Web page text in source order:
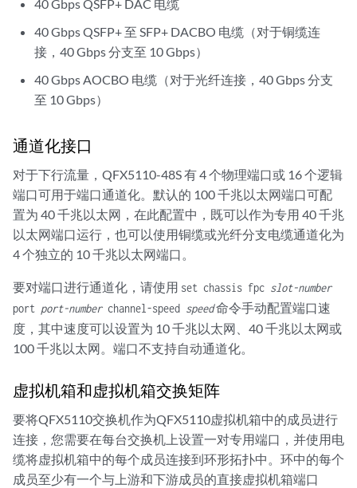
40 Gbps QSFP+ DAC 电缆
40 Gbps QSFP+ 至 SFP+ DACBO 电缆（对于铜缆连
接，40 Gbps 分支至 10 Gbps）
40 Gbps AOCBO 电缆（对于光纤连接，40 Gbps 分支
至 10 Gbps）
通道化接口
对于下行流量，QFX5110-48S 有 4 个物理端口或 16 个逻辑
端口可用于端口通道化。默认的 100 千兆以太网端口可配
置为 40 千兆以太网，在此配置中，既可以作为专用 40 千兆
以太网端口运行，也可以使用铜缆或光纤分支电缆通道化为
4 个独立的 10 千兆以太网端口。
要对端口进行通道化，请使用 set chassis fpc slot-number
port port-numberchannel-speed speed命令手动配置端口速
度，其中速度可以设置为 10 千兆以太网、40 千兆以太网或
100 千兆以太网。端口不支持自动通道化。
虚拟机箱和虚拟机箱交换矩阵
要将QFX5110交换机作为QFX5110虚拟机箱中的成员进行
连接，您需要在每台交换机上设置一对专用端口，并使用电
缆将虚拟机箱中的每个成员连接到环形拓扑中。环中的每个
成员至少有一个与上游和下游成员的直接虚拟机箱端口